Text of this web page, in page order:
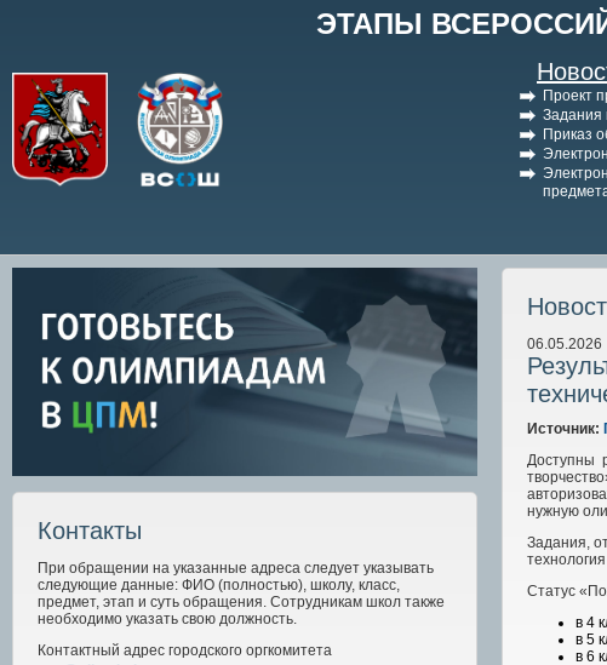
ЭТАПЫ
Проект
Задания
Приказ
Контакты
При обращении на указанные адреса следует указывать
следующие данные: ФИО (полностью), школу, класс,
предмет, этап и суть обращения. Сотрудникам школ также
необходимо указать свою должность.
Контактный адрес городского оргкомитета
06.05.2026
Источник:
Доступны
нужную
Задания,
Статус
в 4
в 5
в 6